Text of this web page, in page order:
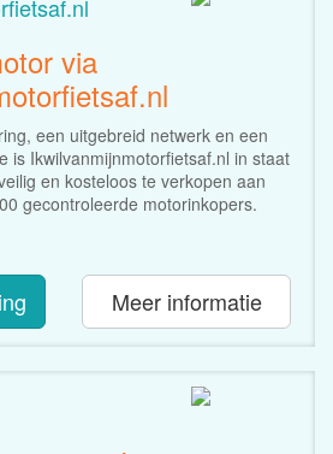
via
een uitgebreid netwerk en een
is Ikwilvanmijnmotorfietsaf.nl in staat
en kosteloos te verkopen aan
gecontroleerde motorinkopers.
Meer informatie